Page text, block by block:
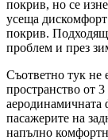
покрив, но се
усеща
покрив.
проблем и през
Съответно тук не
пространство от
аеродинамичната
пасажерите на
напълно